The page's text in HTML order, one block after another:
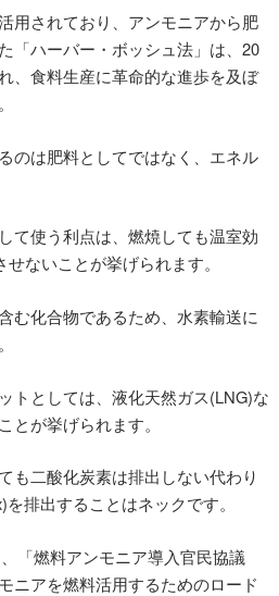
用されており、アンモニアから肥
「ハーバー・ボッシュ法」は、20
、食料生産に革命的な進歩を及ぼ
のは肥料としてではなく、エネル
て使う利点は、燃焼しても温室効
ないことが挙げられます。
む化合物であるため、水素輸送に
トとしては、液化天然ガス(LNG)な
とが挙げられます。
も二酸化炭素は排出しない代わり
排出することはネックです。
「燃料アンモニア導入官民協議
ニアを燃料活用するためのロード